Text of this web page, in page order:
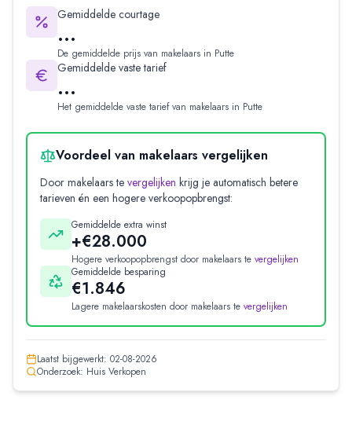
Gemiddelde courtage
...
De gemiddelde prijs van makelaars in Putte
Gemiddelde vaste tarief
...
Het gemiddelde vaste tarief van makelaars in Putte
Voordeel van makelaars vergelijken
Door makelaars te vergelijken krijg je automatisch betere
tarieven én een hogere verkoopopbrengst:
Gemiddelde extra winst
+€28.000
Hogere verkoopopbrengst door makelaars te vergelijken
Gemiddelde besparing
€1.846
Lagere makelaarskosten door makelaars te vergelijken
Laatst bijgewerkt: 02-08-2026
Onderzoek: Huis Verkopen